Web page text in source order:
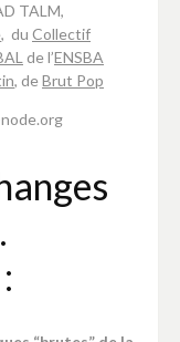
TALM,
, du Collectif
de l’ENSBA
, deBrut Pop
: